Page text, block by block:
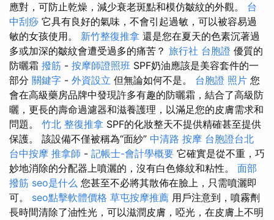
應對，可防止乾燥，減少衰老斑點和模仿皺紋的外觀。 台
中刮痧 它具有良好的氣味，不會引起過敏，可以被容易過
敏的女孩使用。 新竹整復推拿 還是您在夏天的色素沉著過
多或加深的皺紋會遭受過多的痛苦？ 旅行社 台胞證 優質的
防曬霜 撥筋 - 按摩師證照班 SPF奶油應該是美容套件的一
部分 關鍵字 - 外資設立 但無論如何不是。 台胞證 照片 您
會在高級藥房品牌中發現許多有趣的防曬霜，結合了高級防
曬，更長的壽命過濾器和滋養護理，以滿足您的皮膚需求和
問題。 竹北 整復推拿 SPF的化妝整天不提供精確甚至提供
保護。 該設備不僅被稱為“面紗” 中清路 按摩 台胞證台北
台中按摩 推拿師 - 記帳士-會計學概要 它確實是從不重，巧
妙地消除的分配器上噴灑的，沒有白色條紋和粘性。 面部
撥筋 seo是什么 您甚至不必將其散佈在臉上，只需噴灑即
可。 seo點擊軟體價格 草屯按摩推薦 用戶注意到，噴霧劑
長時間清除了油性光，可以滋潤皮膚，啞光，在皮膚上不明